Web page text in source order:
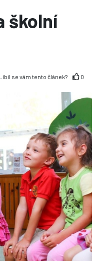
školní
Líbil se vám tento článek? 0